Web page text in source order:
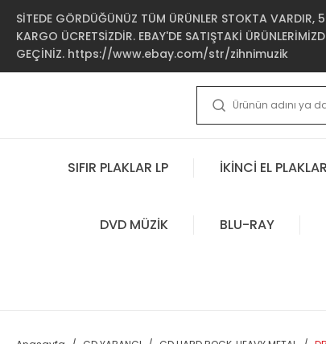
SİTEDE GÖRDÜĞÜNÜZ TÜM ÜRÜNLER STOKTA VARDIR,
KARGO ÜCRETSİZDİR. EBAY'DE SATIŞTAKİ
GEÇİNİZ. https://www.ebay.com/str/zihnimuzik
SIFIR PLAKLAR LP İKİNCİ EL
DVD MÜZİK BLU-RAY